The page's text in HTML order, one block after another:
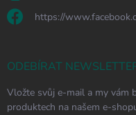
https://
ODEBÍRAT
Vložte svůj e-mail a my vám
produktech na našem e-